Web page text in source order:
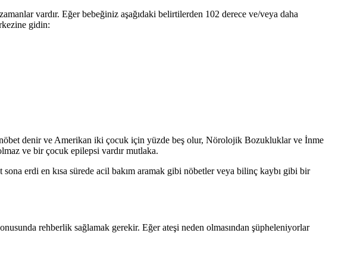
vardır. Eğer bebeğiniz aşağıdaki belirtilerden 102 derece ve/veya daha
gidin:
denir ve Amerikan iki çocuk için yüzde beş olur, Nörolojik Bozukluklar ve İnme
ve bir çocuk epilepsi vardır mutlaka.
erdi en kısa sürede acil bakım aramak gibi nöbetler veya bilinç kaybı gibi bir
rehberlik sağlamak gerekir. Eğer ateşi neden olmasından şüpheleniyorlar